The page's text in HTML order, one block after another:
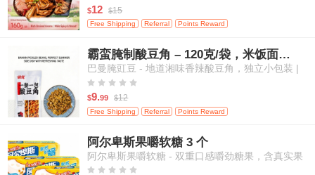
$12 $15
Free Shipping Referral Points Reward
霸蛮腌制酸豆角 – 120克/袋，米饭面条的绝佳搭档
巴曼腌豇豆 - 地道湘味香辣酸豆角，独立小包装 |
米饭、面条等百搭佐餐 120克/袋
    
$9.99 $12
Free Shipping Referral Points Reward
阿尔卑斯果嚼软糖 3 个
阿尔卑斯果嚼软糖 - 双重口感嚼劲糖果，含真实果
汁，白桃&芒果口味，3粒装
    